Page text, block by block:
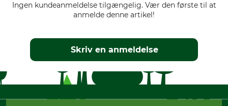
Ingen kundeanmeldelse tilgængelig. Vær den første til at
anmelde denne artikel!
Skriv en anmeldelse